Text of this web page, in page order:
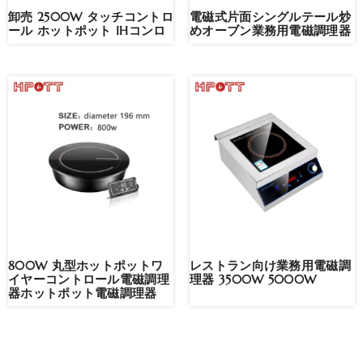
卸売 2500W タッチコントロ
ール ホットポット IHコンロ
電磁式片面シングルテール炒
めオーブン業務用電磁調理器
800W 丸型ホットポットワ
イヤーコントロール電磁調理
器ホットポット電磁調理器
レストラン向け業務用電磁調
理器 3500W 5000W